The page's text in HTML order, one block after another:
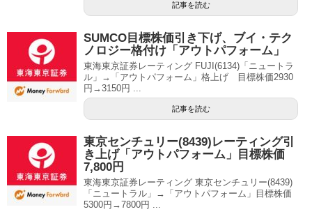
記事を読む
SUMCO目標株価引き下げ、ブイ・テク
ノロジー格付け「アウトパフォーム」
東海東京証券レーティング FUJI(6134)「ニュートラ
ル」→「アウトパフォーム」格上げ 目標株価2930
円→3150円 ...
記事を読む
東京センチュリー(8439)レーティング引
き上げ「アウトパフォーム」目標株価
7,800円
東海東京証券レーティング 東京センチュリー(8439)
「ニュートラル」→「アウトパフォーム」目標株価
5300円→7800円 ...